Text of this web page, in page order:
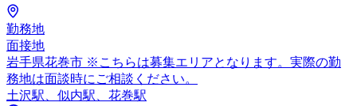
勤務地
面接地
岩手県花巻市 ※こちらは募集エリアとなります。実際の勤
務地は面談時にご相談ください。
土沢駅、似内駅、花巻駅